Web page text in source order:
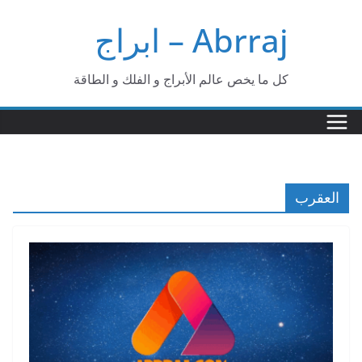
Abrraj – ابراج
كل ما يخص عالم الأبراج و الفلك و الطاقة
العقرب